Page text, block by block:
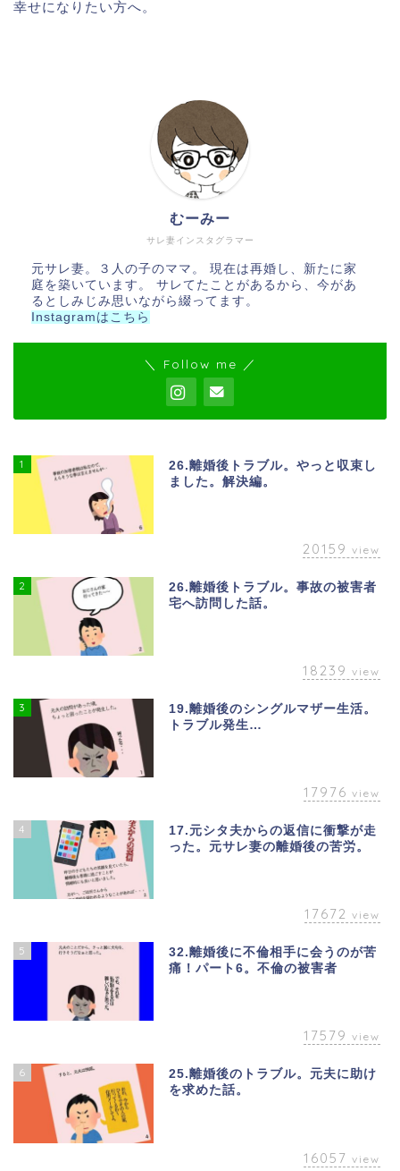
幸せになりたい方へ。
サレ妻インスタグラマー
むーみー
元サレ妻。３人の子のママ。 現在は再婚し、新たに家
庭を築いています。 サレてたことがあるから、今があ
るとしみじみ思いながら綴ってます。
Instagramはこちら
＼ Follow me ／
1
26.離婚後トラブル。やっと収束し
ました。解決編。
20159 view
2
26.離婚後トラブル。事故の被害者
宅へ訪問した話。
18239 view
3
19.離婚後のシングルマザー生活。
トラブル発生…
17976 view
4
17.元シタ夫からの返信に衝撃が走
った。元サレ妻の離婚後の苦労。
17672 view
5
32.離婚後に不倫相手に会うのが苦
痛！パート6。不倫の被害者
17579 view
6
25.離婚後のトラブル。元夫に助け
を求めた話。
16057 view